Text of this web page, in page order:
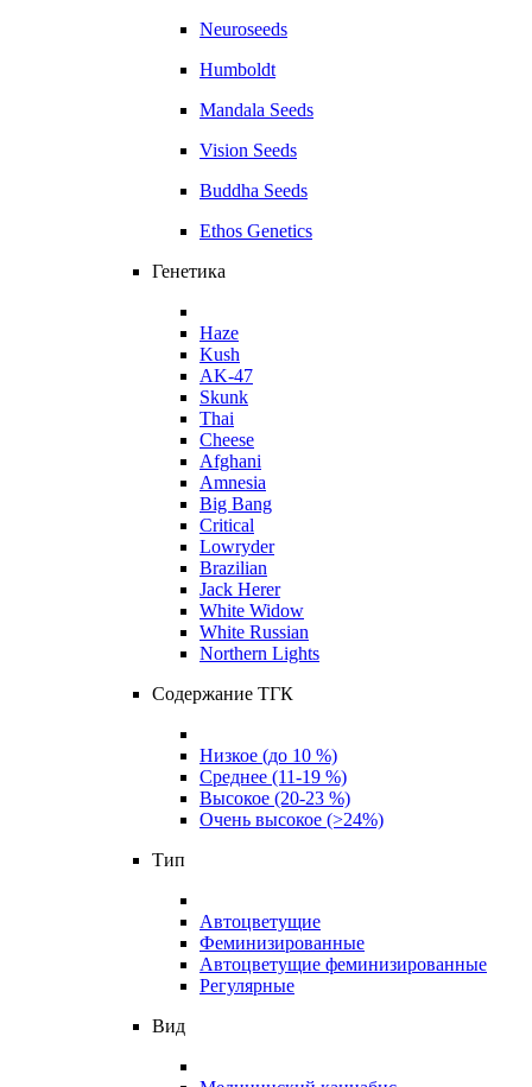
Neuroseeds
Humboldt
Mandala Seeds
Vision Seeds
Buddha Seeds
Ethos Genetics
Генетика
Haze
Kush
AK-47
Skunk
Thai
Cheese
Afghani
Amnesia
Big Bang
Critical
Lowryder
Brazilian
Jack Herer
White Widow
White Russian
Northern Lights
Содержание ТГК
Низкое (до 10 %)
Среднее (11-19 %)
Высокое (20-23 %)
Очень высокое (>24%)
Тип
Автоцветущие
Феминизированные
Автоцветущие феминизированные
Регулярные
Вид